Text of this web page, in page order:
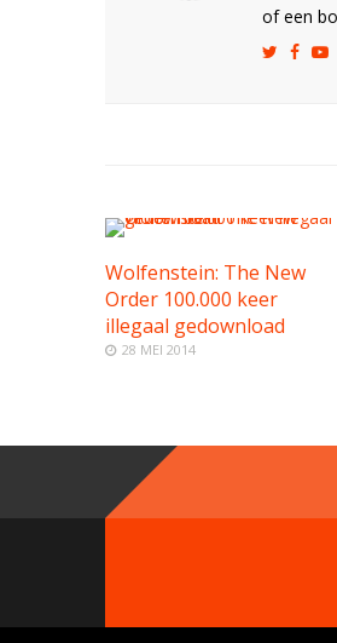
of een
Wolfenstein: The New
Order 100.000 keer
illegaal gedownload
28 MEI 2014